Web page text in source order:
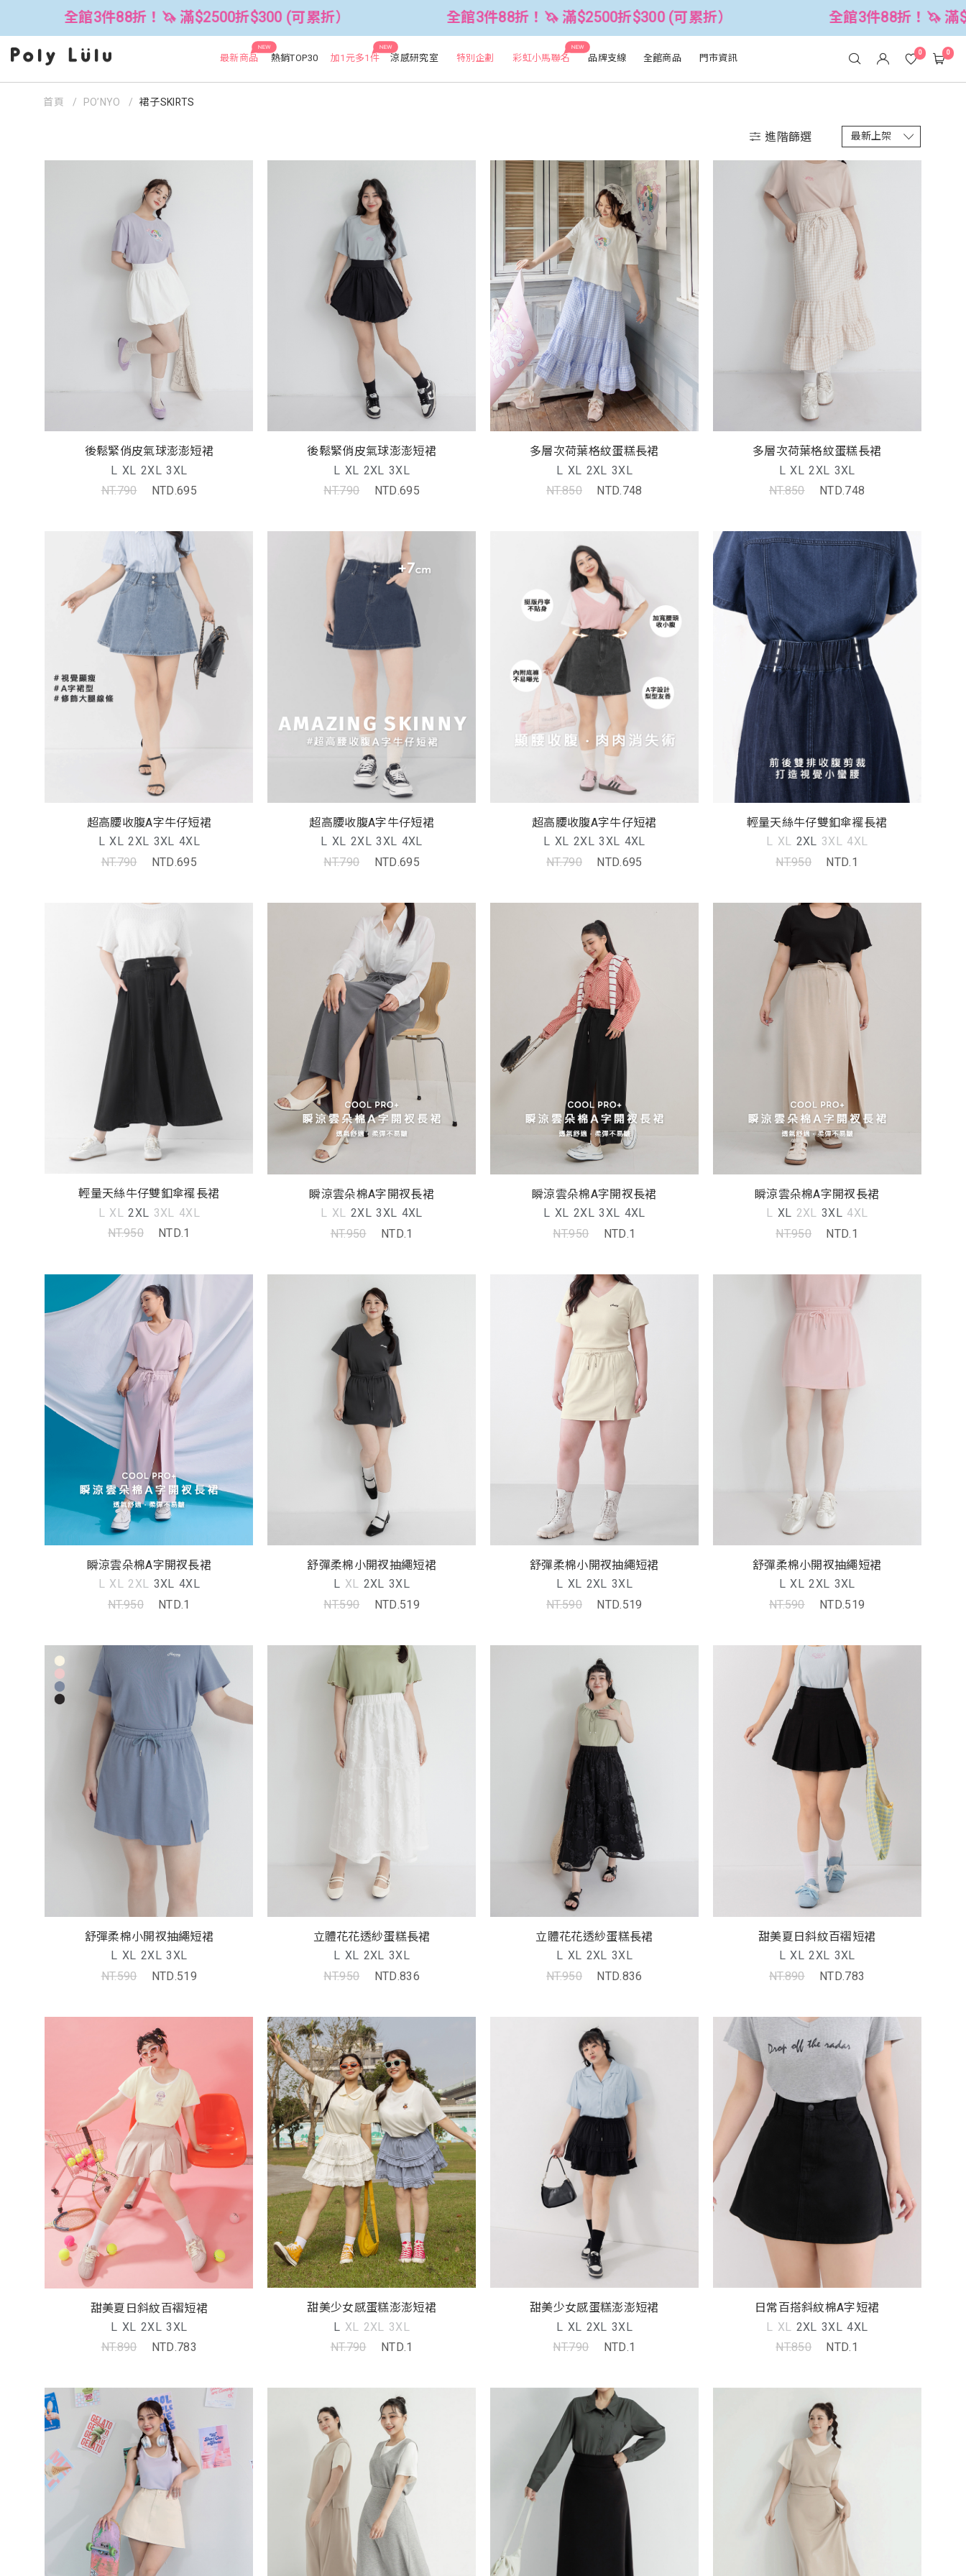
🦄 滿$2500折$300 (可累折） 全館3件88折！🦄 滿$2500折$300 (可累折） 全館3件88折！🦄 滿$2500折$300 (可累折）
NEW
最新商品 熱銷TOP30
NEW
加1元多1件 涼感研究室 特別企劃
NEW
彩虹小馬聯名 品牌支線 全館商品 門市資訊 0 0
首頁 PO’NYO 裙子SKIRTS
進階篩選
後鬆緊俏皮氣球澎澎短裙
L XL 2XL 3XL
NT.790
NTD.695
後鬆緊俏皮氣球澎澎短裙
L XL 2XL 3XL
NT.790
NTD.695
多層次荷葉格紋蛋糕長裙
L XL 2XL 3XL
NT.850
NTD.748
多層次荷葉格紋蛋糕長裙
L XL 2XL 3XL
NT.850
NTD.748
超高腰收腹A字牛仔短裙
L XL 2XL 3XL 4XL
NT.790
NTD.695
超高腰收腹A字牛仔短裙
L XL 2XL 3XL 4XL
NT.790
NTD.695
超高腰收腹A字牛仔短裙
L XL 2XL 3XL 4XL
NT.790
NTD.695
輕量天絲牛仔雙釦傘襬長裙
L XL 2XL 3XL 4XL
NT.950
NTD.1
輕量天絲牛仔雙釦傘襬長裙
L XL 2XL 3XL 4XL
NT.950
NTD.1
瞬涼雲朵棉A字開衩長裙
L XL 2XL 3XL 4XL
NT.950
NTD.1
瞬涼雲朵棉A字開衩長裙
L XL 2XL 3XL 4XL
NT.950
NTD.1
瞬涼雲朵棉A字開衩長裙
L XL 2XL 3XL 4XL
NT.950
NTD.1
瞬涼雲朵棉A字開衩長裙
L XL 2XL 3XL 4XL
NT.950
NTD.1
舒彈柔棉小開衩抽繩短裙
L XL 2XL 3XL
NT.590
NTD.519
舒彈柔棉小開衩抽繩短裙
L XL 2XL 3XL
NT.590
NTD.519
舒彈柔棉小開衩抽繩短裙
L XL 2XL 3XL
NT.590
NTD.519
舒彈柔棉小開衩抽繩短裙
L XL 2XL 3XL
NT.590
NTD.519
立體花花透紗蛋糕長裙
L XL 2XL 3XL
NT.950
NTD.836
立體花花透紗蛋糕長裙
L XL 2XL 3XL
NT.950
NTD.836
甜美夏日斜紋百褶短裙
L XL 2XL 3XL
NT.890
NTD.783
甜美夏日斜紋百褶短裙
L XL 2XL 3XL
NT.890
NTD.783
甜美少女感蛋糕澎澎短裙
L XL 2XL 3XL
NT.790
NTD.1
甜美少女感蛋糕澎澎短裙
L XL 2XL 3XL
NT.790
NTD.1
日常百搭斜紋棉A字短裙
L XL 2XL 3XL 4XL
NT.850
NTD.1